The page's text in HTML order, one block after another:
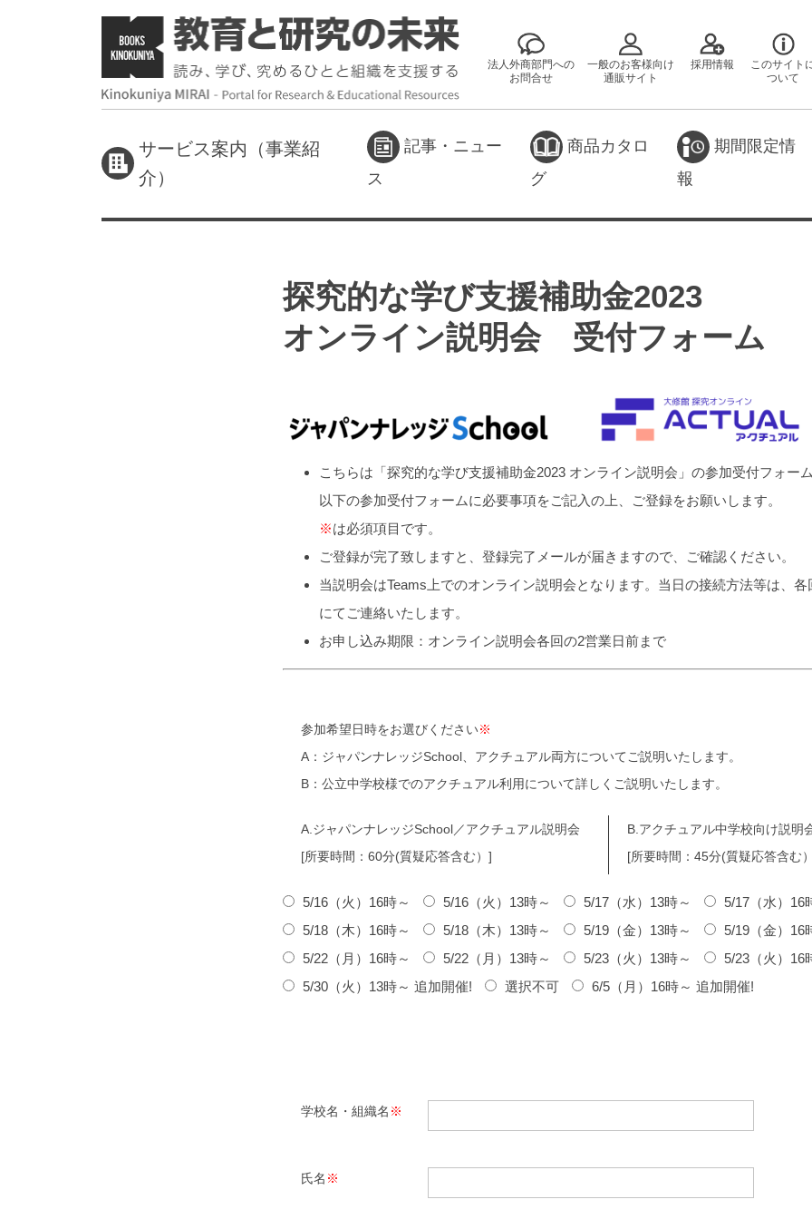
法人外商部門への
お問合せ
一般のお客様向け
通販サイト
採用情報
このサイト
ついて
サービス案内（事業紹
介）
記事・ニュー
ス
商品カタロ
グ
期間限定情
報
探究的な学び支援補助金2023
オンライン説明会 受付フォーム
こちらは「探究的な学び支援補助金2023 オンライン説明会」の参加受付フォーム
以下の参加受付フォームに必要事項をご記入の上、ご登録をお願いします。
※は必須項目です。
ご登録が完了致しますと、登録完了メールが届きますので、ご確認ください。
当説明会はTeams上でのオンライン説明会となります。当日の接続方法等は、
にてご連絡いたします。
お申し込み期限：オンライン説明会各回の2営業日前まで
参加希望日時をお選びください※
A：ジャパンナレッジSchool、アクチュアル両方についてご説明いたします。
B：公立中学校様でのアクチュアル利用について詳しくご説明いたします。
A.ジャパンナレッジSchool／アクチュアル説明会
[所要時間：60分(質疑応答含む）]
B.アクチュアル中学校向け説明
[所要時間：45分(質疑応答含む
5/16（火）16時～ 5/16（火）13時～ 5/17（水）13時～
5/17（水）16
5/18（木）16時～
5/18（木）13時～ 5/19（金）13時～
5/19（金）16
5/22（月）16時～
5/22（月）13時～ 5/23（火）13時～
5/23（火）16
5/30（火）13時～ 追加開催!
選択不可 6/5（月）16時～ 追加開催!
学校名・組織名 ※
氏名 ※